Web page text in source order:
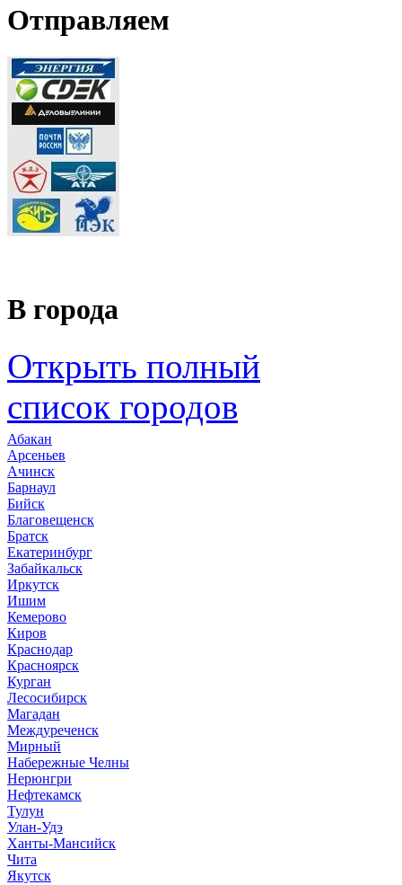
Отправляем
В города
Открыть полный
список городов
Абакан
Арсеньев
Ачинск
Барнаул
Бийск
Благовещенск
Братск
Екатеринбург
Забайкальск
Иркутск
Ишим
Кемерово
Киров
Краснодар
Красноярск
Курган
Лесосибирск
Магадан
Междуреченск
Мирный
Набережные Челны
Нерюнгри
Нефтекамск
Тулун
Улан-Удэ
Ханты-Мансийск
Чита
Якутск